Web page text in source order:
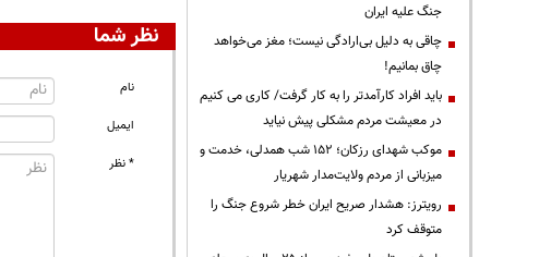
نظر شما
نام
ایمیل
* نظر
جنگ علیه ایران
چاقی به دلیل بی‌ارادگی نیست؛ مغز می‌خواهد
چاق بمانیم!
باید افراد کارآمدتر را به کار گرفت/ کاری می کنیم
در معیشت مردم مشکلی پیش نیاید
موکب شهدای رزکان؛ ۱۵۲ شب همدلی، خدمت و
میزبانی از مردم ولایت‌مدار شهریار
رویترز: هشدار صریح ایران خطر شروع جنگ را
متوقف کرد